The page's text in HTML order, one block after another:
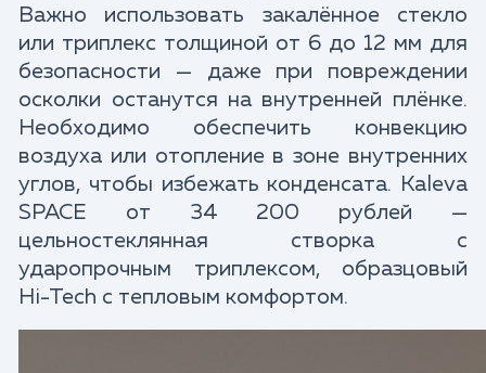
Важно использовать закалённое стекло
или триплекс толщиной от 6 до 12 мм для
безопасности — даже при повреждении
осколки останутся на внутренней плёнке.
Необходимо обеспечить конвекцию
воздуха или отопление в зоне внутренних
углов, чтобы избежать конденсата. Kaleva
SPACE от 34 200 рублей —
цельностеклянная створка с
ударопрочным триплексом, образцовый
Hi-Tech с тепловым комфортом.​